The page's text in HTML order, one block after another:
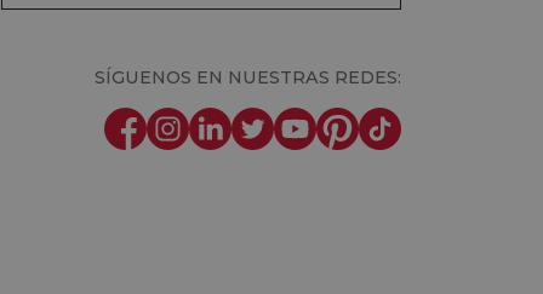
SÍGUENOS EN NUESTRAS REDES: